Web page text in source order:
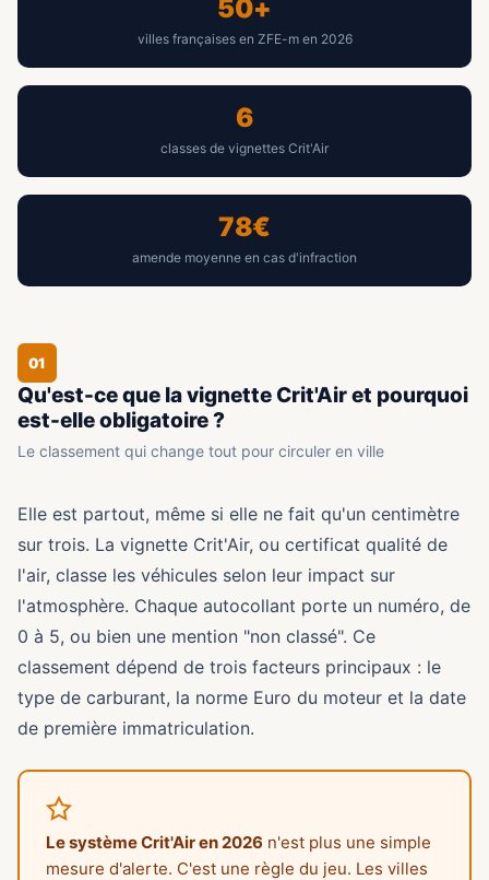
50+
villes françaises en ZFE-m en 2026
6
classes de vignettes Crit'Air
78€
amende moyenne en cas d'infraction
01
Qu'est-ce que la vignette Crit'Air et pourquoi
est-elle obligatoire ?
Le classement qui change tout pour circuler en ville
Elle est partout, même si elle ne fait qu'un centimètre
sur trois. La vignette Crit'Air, ou certificat qualité de
l'air, classe les véhicules selon leur impact sur
l'atmosphère. Chaque autocollant porte un numéro, de
0 à 5, ou bien une mention "non classé". Ce
classement dépend de trois facteurs principaux : le
type de carburant, la norme Euro du moteur et la date
de première immatriculation.
Le système Crit'Air en 2026 n'est plus une simple
mesure d'alerte. C'est une règle du jeu. Les villes